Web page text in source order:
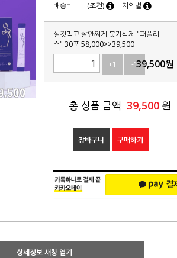
배송비
(조건) 지역별
실컷먹고 살안찌게 붓기삭제 "퍼플리
스" 30포 58,000>>39,500
+1
-139,500원
총 상품 금액 39,500 원
장바구니 구매하기
상세정보 새창 열기